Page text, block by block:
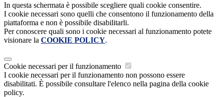
In questa schermata è possibile scegliere quali cookie consentire.
I cookie necessari sono quelli che consentono il funzionamento della
piattaforma e non è possibile disabilitarli.
Per conoscere quali sono i cookie necessari al funzionamento potete
visionare la COOKIE POLICY.
Cookie necessari per il funzionamento
I cookie necessari per il funzionamento non possono essere
disabilitati. È possibile consultare l'elenco nella pagina della cookie
policy.